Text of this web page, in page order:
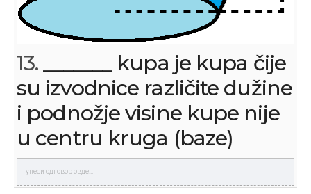
13. _______ kupa je kupa čije
su izvodnice različite dužine
i podnožje visine kupe nije
u centru kruga (baze)